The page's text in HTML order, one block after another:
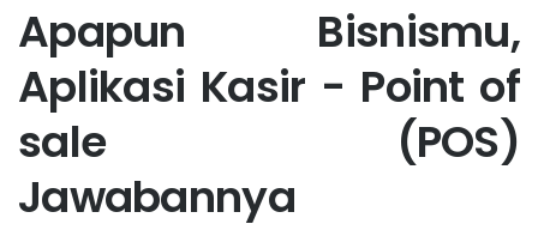
Apapun Bisnismu,
Aplikasi Kasir - Point of
sale (POS)
Jawabannya